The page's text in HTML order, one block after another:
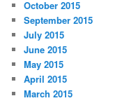
October 2015
September 2015
July 2015
June 2015
May 2015
April 2015
March 2015